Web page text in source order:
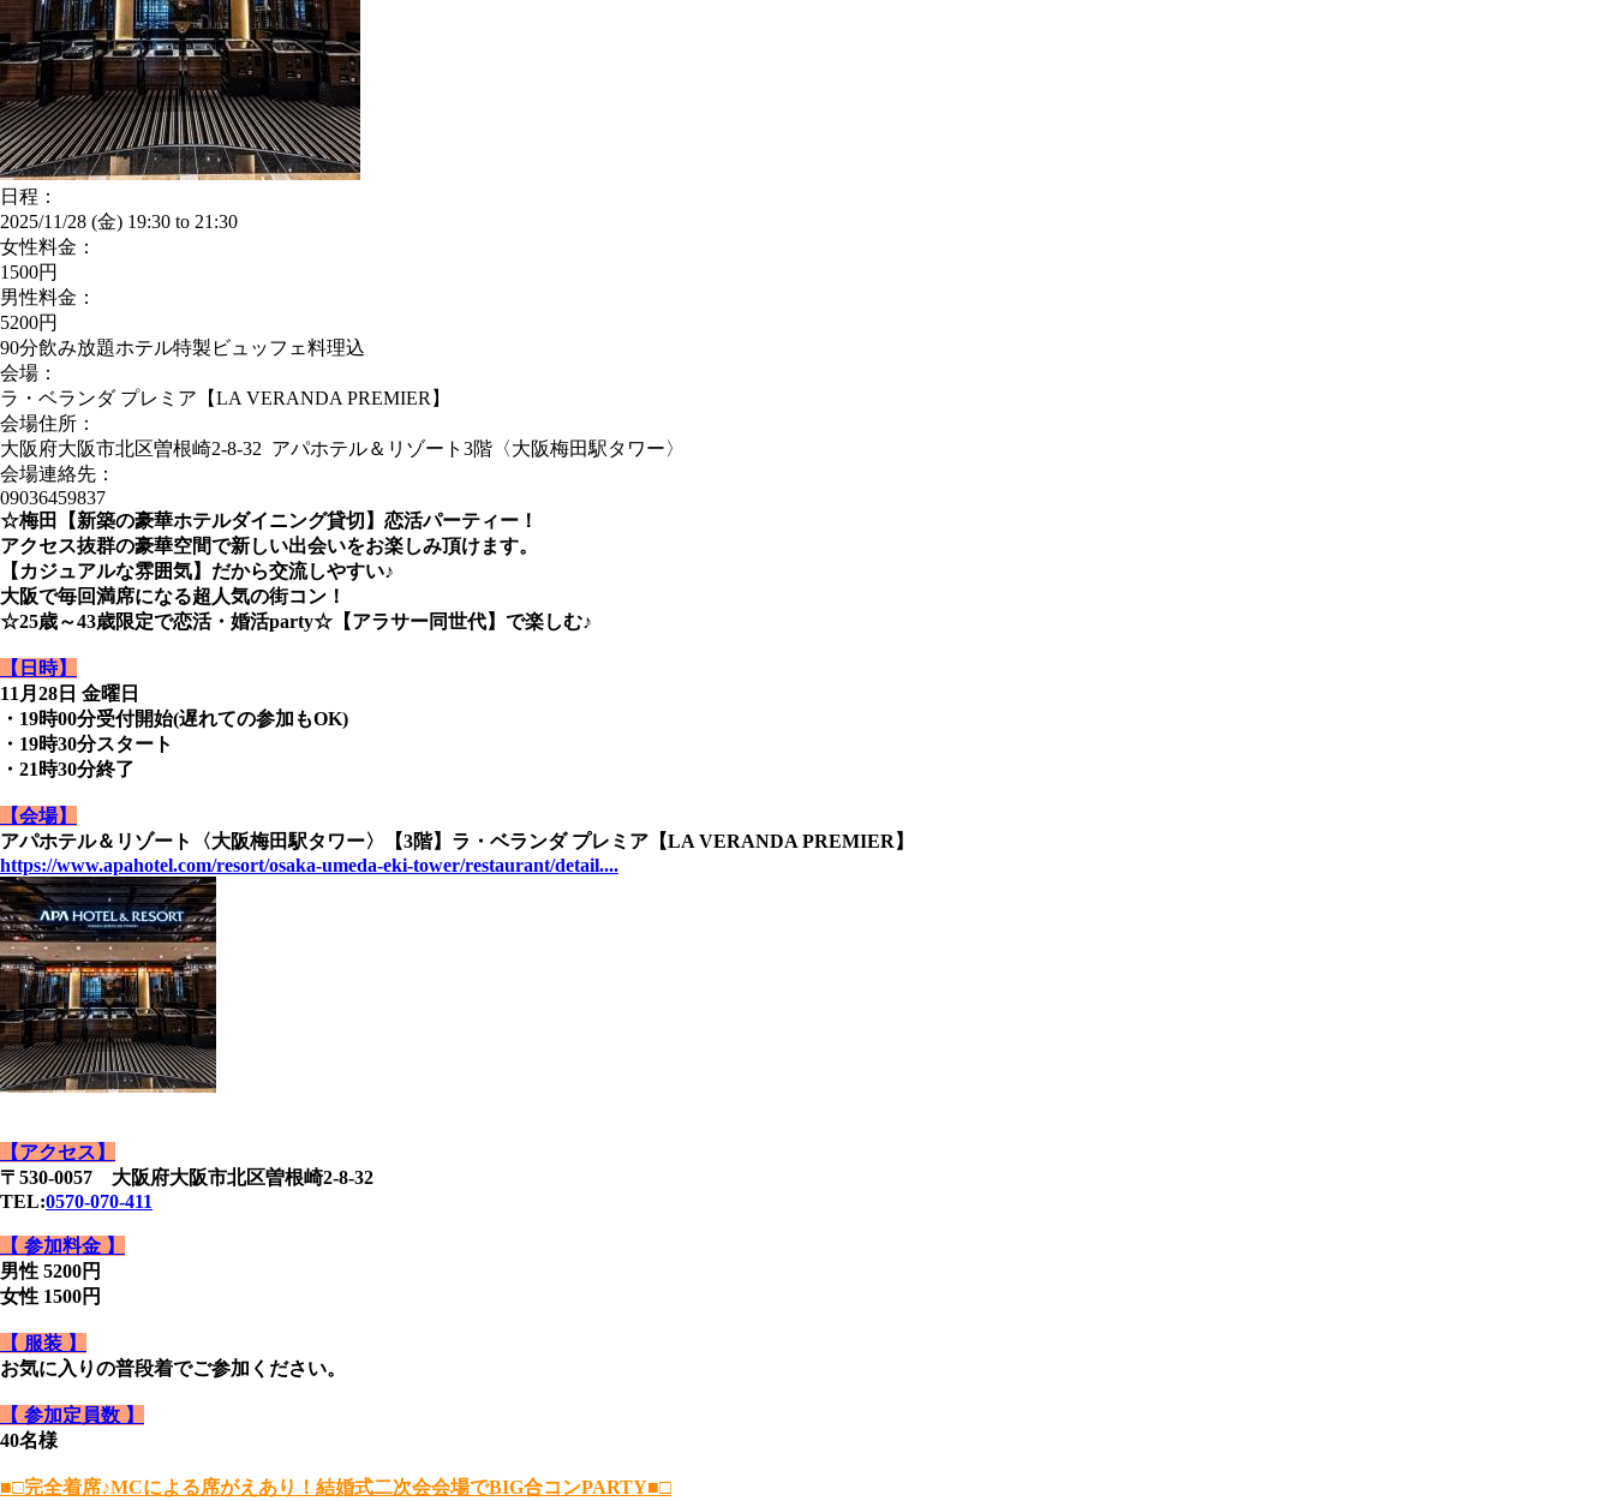
日程：
2025/11/28 (金) 19:30 to 21:30
女性料金：
1500円
男性料金：
5200円
90分飲み放題ホテル特製ビュッフェ料理込
会場：
ラ・ベランダ プレミア【LA VERANDA PREMIER】
会場住所：
大阪府大阪市北区曽根崎2-8-32 アパホテル＆リゾート3階〈大阪梅田駅タワー〉
会場連絡先：
09036459837
☆梅田【新築の豪華ホテルダイニング貸切】恋活パーティー！
アクセス抜群の豪華空間で新しい出会いをお楽しみ頂けます。
【カジュアルな雰囲気】だから交流しやすい♪
大阪で毎回満席になる超人気の街コン！
☆25歳～43歳限定で恋活・婚活party☆【アラサー同世代】で楽しむ♪
【日時】
11月28日 金曜日
・19時00分受付開始(遅れての参加もOK)
・19時30分スタート
・21時30分終了
【会場】
アパホテル＆リゾート〈大阪梅田駅タワー〉【3階】ラ・ベランダ プレミア【LA VERANDA PREMIER】
https://www.apahotel.com/resort/osaka-umeda-eki-tower/restaurant/detail....
【アクセス】
〒530-0057 大阪府大阪市北区曽根崎2-8-32
TEL:0570-070-411
【 参加料金 】
男性 5200円
女性 1500円
【 服装 】
お気に入りの普段着でご参加ください。
【 参加定員数 】
40名様
■□完全着席♪MCによる席がえあり！結婚式二次会会場でBIG合コンPARTY■□